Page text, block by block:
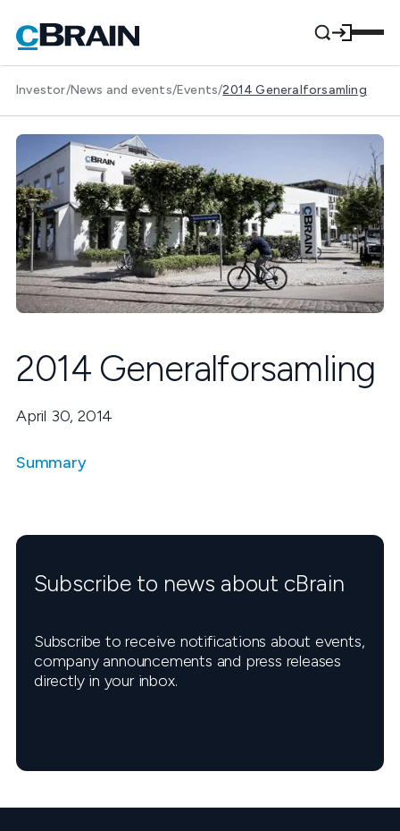
Investor/News and events/Events/2014 Generalforsamling
2014 Generalforsamling
April 30, 2014
Summary
Subscribe to news about cBrain
Subscribe to receive notifications about events,
company announcements and press releases
directly in your inbox.